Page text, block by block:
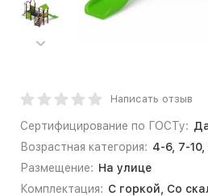
Написать отзыв
Сертифицирование по ГОСТу:
Возрастная категория: 4-6, 7-10,
Размещение: На улице
Комплектация: С горкой, Со